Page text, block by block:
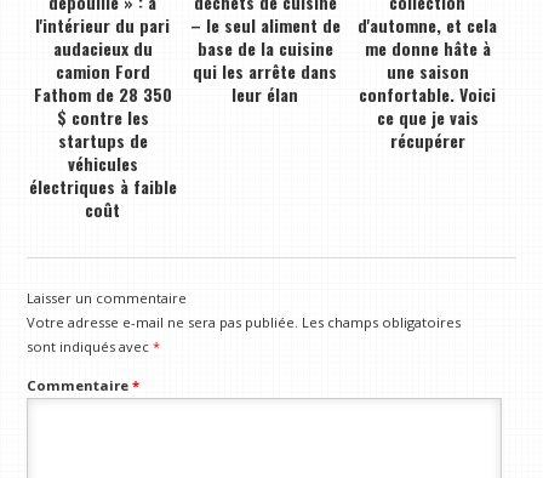
l'intérieur du pari
audacieux du
camion Ford
Fathom de 28 350
$ contre les
startups de
véhicules
électriques à faible
coût
– le seul aliment de
base de la cuisine
qui les arrête dans
leur élan
d'automne, et cela
me donne hâte à
une saison
confortable. Voici
ce que je vais
récupérer
Laisser un commentaire
Votre adresse e-mail ne sera pas publiée. Les champs obligatoires
sont indiqués avec*
Commentaire*